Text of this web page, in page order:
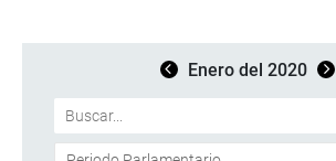
Enero del 2020